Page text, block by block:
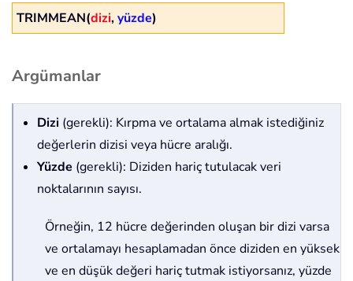
TRIMMEAN(dizi,yüzde)
Argümanlar
Dizi (gerekli): Kırpma ve ortalama almak istediğiniz
değerlerin dizisi veya hücre aralığı.
Yüzde (gerekli): Diziden hariç tutulacak veri
noktalarının sayısı.
Örneğin, 12 hücre değerinden oluşan bir dizi varsa
ve ortalamayı hesaplamadan önce diziden en yüksek
ve en düşük değeri hariç tutmak istiyorsanız, yüzde